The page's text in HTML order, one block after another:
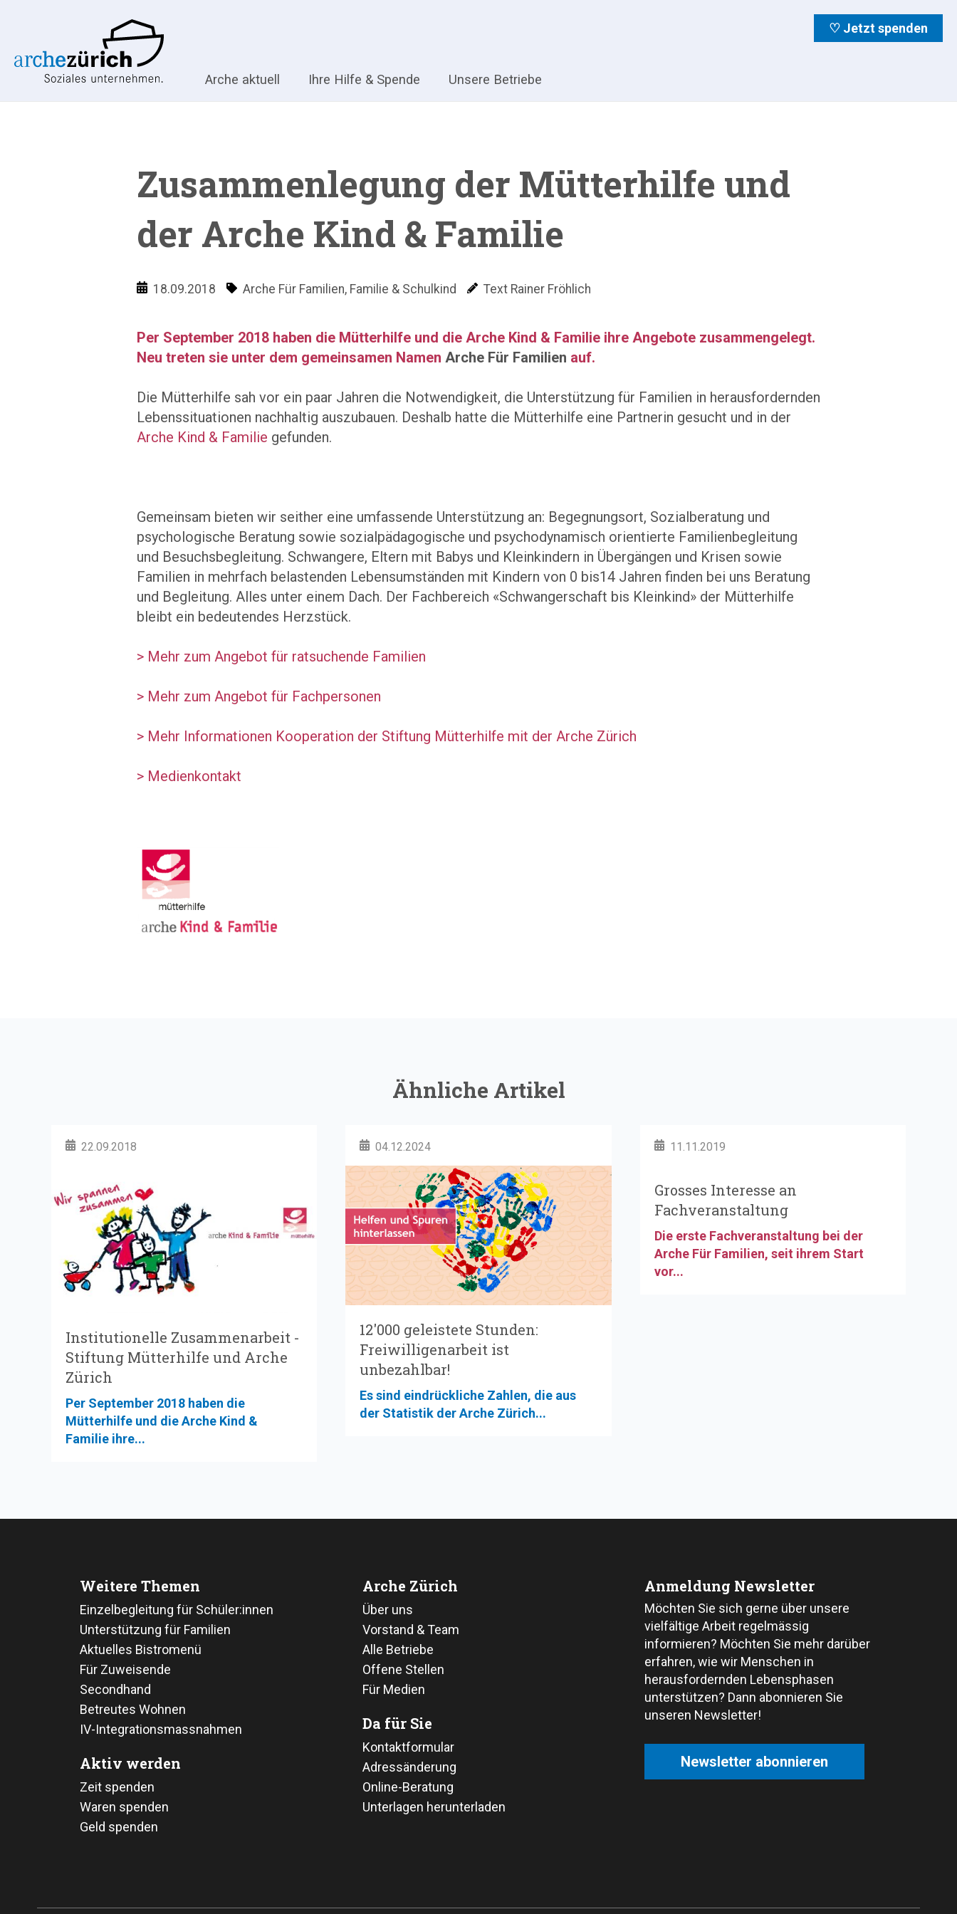
♡ Jetzt spenden
Arche aktuell Ihre Hilfe & Spende Unsere Betriebe
Zusammenlegung der Mütterhilfe und
der Arche Kind & Familie
18.09.2018 Arche Für Familien, Familie & Schulkind Text Rainer Fröhlich
Per September 2018 haben die Mütterhilfe und die Arche Kind & Familie ihre Angebote zusammengelegt.
Neu treten sie unter dem gemeinsamen Namen Arche Für Familien auf.
Die Mütterhilfe sah vor ein paar Jahren die Notwendigkeit, die Unterstützung für Familien in herausfordernden
Lebenssituationen nachhaltig auszubauen. Deshalb hatte die Mütterhilfe eine Partnerin gesucht und in der
Arche Kind & Familie gefunden.
Gemeinsam bieten wir seither eine umfassende Unterstützung an: Begegnungsort, Sozialberatung und
psychologische Beratung sowie sozialpädagogische und psychodynamisch orientierte Familienbegleitung
und Besuchsbegleitung. Schwangere, Eltern mit Babys und Kleinkindern in Übergängen und Krisen sowie
Familien in mehrfach belastenden Lebensumständen mit Kindern von 0 bis14 Jahren finden bei uns Beratung
und Begleitung. Alles unter einem Dach. Der Fachbereich «Schwangerschaft bis Kleinkind» der Mütterhilfe
bleibt ein bedeutendes Herzstück.
> Mehr zum Angebot für ratsuchende Familien
> Mehr zum Angebot für Fachpersonen
> Mehr Informationen Kooperation der Stiftung Mütterhilfe mit der Arche Zürich
> Medienkontakt
Ähnliche Artikel
22.09.2018
Institutionelle Zusammenarbeit -
Stiftung Mütterhilfe und Arche
Zürich
Per September 2018 haben die
Mütterhilfe und die Arche Kind &
Familie ihre...
04.12.2024
12'000 geleistete Stunden:
Freiwilligenarbeit ist
unbezahlbar!
Es sind eindrückliche Zahlen, die aus
der Statistik der Arche Zürich...
11.11.2019
Grosses Interesse an
Fachveranstaltung
Die erste Fachveranstaltung bei der
Arche Für Familien, seit ihrem Start
vor...
Weitere Themen
Einzelbegleitung für Schüler:innen
Unterstützung für Familien
Aktuelles Bistromenü
Für Zuweisende
Secondhand
Betreutes Wohnen
IV-Integrationsmassnahmen
Aktiv werden
Zeit spenden
Waren spenden
Geld spenden
Arche Zürich
Über uns
Vorstand & Team
Alle Betriebe
Offene Stellen
Für Medien
Da für Sie
Kontaktformular
Adressänderung
Online-Beratung
Unterlagen herunterladen
Anmeldung Newsletter
Möchten Sie sich gerne über unsere
vielfältige Arbeit regelmässig
informieren? Möchten Sie mehr darüber
erfahren, wie wir Menschen in
herausfordernden Lebensphasen
unterstützen? Dann abonnieren Sie
unseren Newsletter!
Newsletter abonnieren